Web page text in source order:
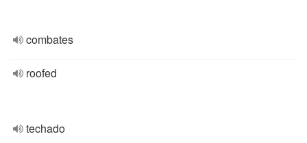
combates
roofed
techado